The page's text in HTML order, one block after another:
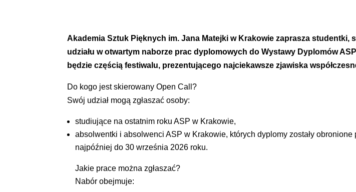
Akademia Sztuk Pięknych im. Jana Matejki w Krakowie zaprasza
udziału w otwartym naborze prac dyplomowych do Wystawy Dyplomów
będzie częścią festiwalu, prezentującego najciekawsze zjawiska
Do kogo jest skierowany Open Call?
Swój udział mogą zgłaszać osoby:
studiujące na ostatnim roku ASP w Krakowie,
absolwentki i absolwenci ASP w Krakowie, których dyplomy zostały
najpóźniej do 30 września 2026 roku.
Jakie prace można zgłaszać?
Nabór obejmuje: